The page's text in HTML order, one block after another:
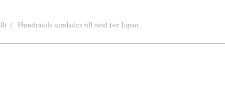
Hundratals samlades till stöd för Japan